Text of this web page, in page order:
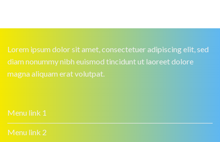
Lorem ipsum dolor sit amet, consectetuer adipiscing elit, sed
diam nonummy nibh euismod tincidunt ut laoreet dolore
magna aliquam erat volutpat.
Menu link 1
Menu link 2